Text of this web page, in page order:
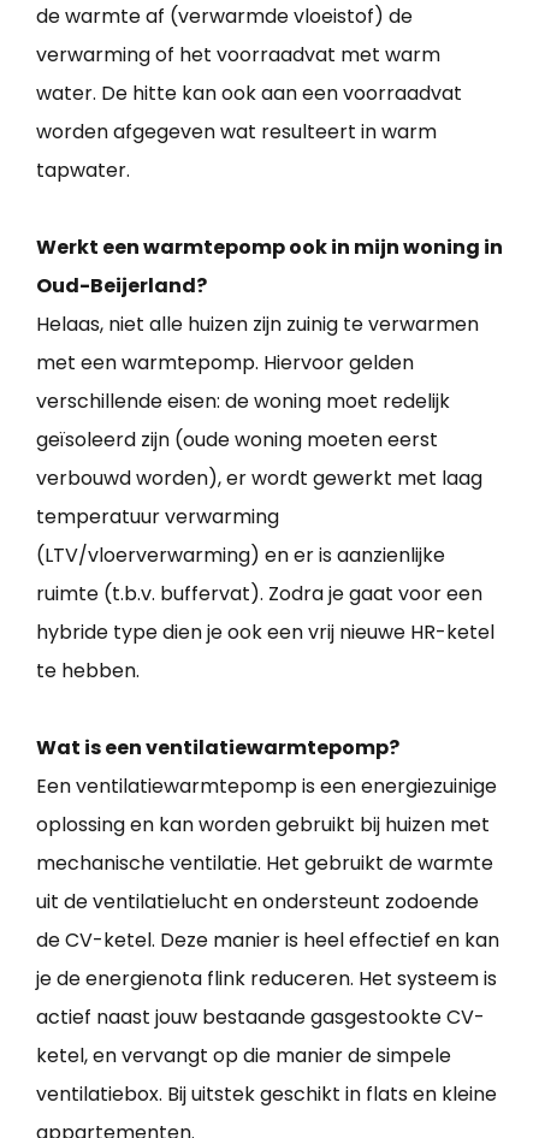
de warmte af (verwarmde vloeistof) de
verwarming of het voorraadvat met warm
water. De hitte kan ook aan een voorraadvat
worden afgegeven wat resulteert in warm
tapwater.
Werkt een warmtepomp ook in mijn woning in
Oud-Beijerland?
Helaas, niet alle huizen zijn zuinig te verwarmen
met een warmtepomp. Hiervoor gelden
verschillende eisen: de woning moet redelijk
geïsoleerd zijn (oude woning moeten eerst
verbouwd worden), er wordt gewerkt met laag
temperatuur verwarming
(LTV/vloerverwarming) en er is aanzienlijke
ruimte (t.b.v. buffervat). Zodra je gaat voor een
hybride type dien je ook een vrij nieuwe HR-ketel
te hebben.
Wat is een ventilatiewarmtepomp?
Een ventilatiewarmtepomp is een energiezuinige
oplossing en kan worden gebruikt bij huizen met
mechanische ventilatie. Het gebruikt de warmte
uit de ventilatielucht en ondersteunt zodoende
de CV-ketel. Deze manier is heel effectief en kan
je de energienota flink reduceren. Het systeem is
actief naast jouw bestaande gasgestookte CV-
ketel, en vervangt op die manier de simpele
ventilatiebox. Bij uitstek geschikt in flats en kleine
appartementen.